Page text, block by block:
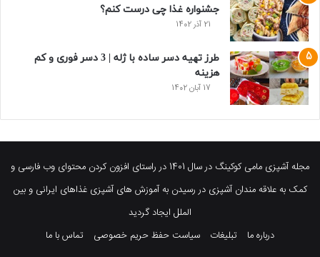
جشنواره غذا چی درست کنم؟
21 آذر 1402
طرز تهیه دسر ساده با ژله | 3 دسر فوری و کم
هزینه
17 آبان 1402
مجله آشپزی مامی کوکینگ در سال 1401 در راستای افزون کردن محتوای وب فارسی و
کمک به علاقه مندان آشپزی در رسیدن به آموزش های آشپزی غذاهای ایرانی و بین
الملل ایجاد گردید
درباره ما
تبلیغات سیاست حفظ حریم خصوصی تماس با ما